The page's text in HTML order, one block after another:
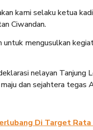
kami selaku ketua
Ciwandan.
mengusulkan
nelayan Tanjung
dan sejahtera tegas
Di Target